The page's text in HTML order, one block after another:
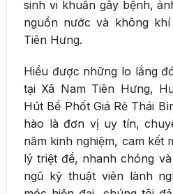
sinh vi khuẩn gây bệnh,
nguồn nước và không
Tiên Hưng.
Hiểu được những lo lắng
tại Xã Nam Tiên Hưng,
Hút Bể Phốt Giá Rẻ Thái
hào là đơn vị uy tín,
năm kinh nghiệm, cam kết
lý triệt để, nhanh chóng
ngũ kỹ thuật viên lành